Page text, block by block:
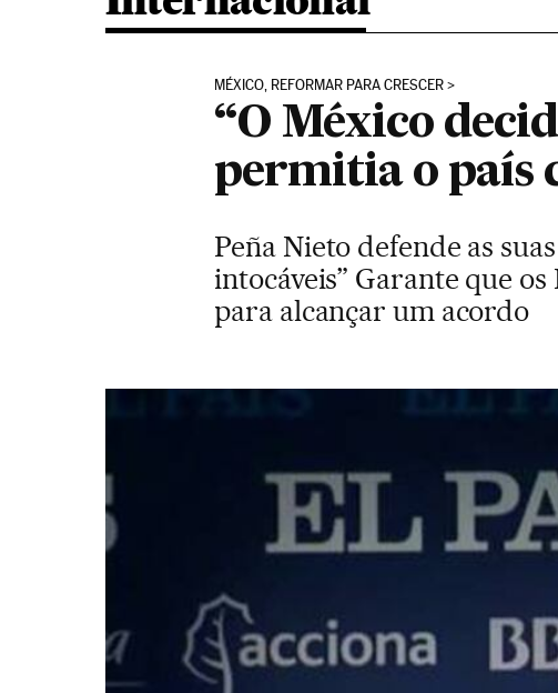
MÉXICO, REFORMAR PARA CRESCER
“O México
permitia o país
Peña Nieto defende as
intocáveis” Garante que
para alcançar um acordo